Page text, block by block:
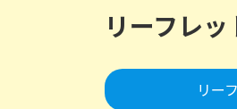
リーフレッ
リー